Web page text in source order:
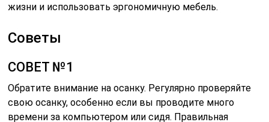
жизни и использовать эргономичную мебель.
Советы
СОВЕТ №1
Обратите внимание на осанку. Регулярно проверяйте
свою осанку, особенно если вы проводите много
времени за компьютером или сидя. Правильная